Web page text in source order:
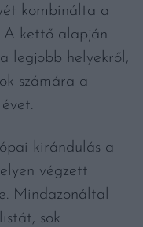
kombinálta a
A kettő alapján
legjobb helyekről,
számára a
kirándulás a
végzett
Mindazonáltal
sok